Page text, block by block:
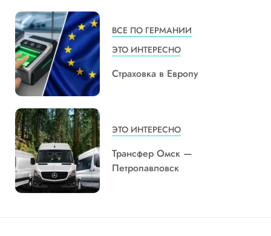
ВСЕ ПО ГЕРМАНИИ
ЭТО ИНТЕРЕСНО
Страховка в Европу
ЭТО ИНТЕРЕСНО
Трансфер Омск —
Петропавловск